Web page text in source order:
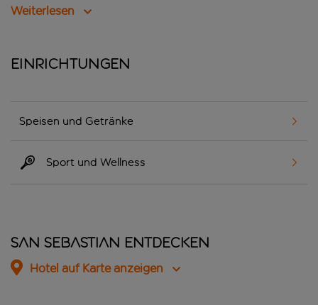
Weiterlesen
Einrichtungen
Speisen und Getränke
Sport und Wellness
San Sebastian entdecken
Hotel auf Karte anzeigen